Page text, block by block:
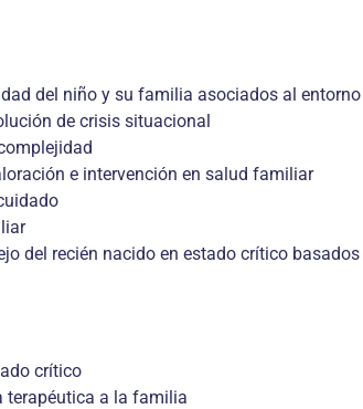
del niño y su familia asocia­dos al
de crisis situacional
e intervención en salud familiar
del recién nacido en estado crí­tico
crítico
terapéutica a la familia